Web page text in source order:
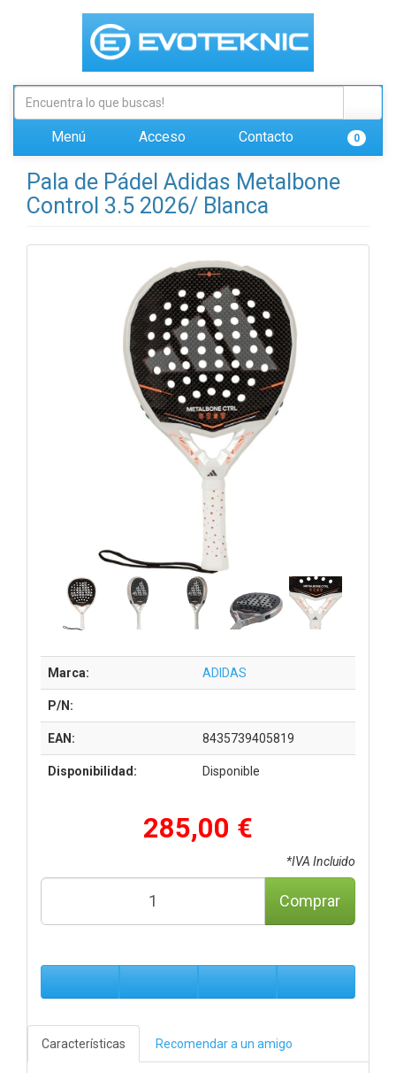
Menú Acceso Contacto 0
Pala de Pádel Adidas Metalbone
Control 3.5 2026/ Blanca
Marca: ADIDAS
P/N:
EAN: 8435739405819
Disponibilidad: Disponible
285,00 €
*IVA Incluido
Comprar
Características Recomendar a un amigo